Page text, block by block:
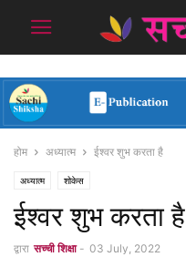
होम अध्यात्म ईश्वर शुभ करता है
अध्यात्म शोकेस
ईश्वर शुभ करता है
द्वारा सच्ची शिक्षा - 03 July, 2022